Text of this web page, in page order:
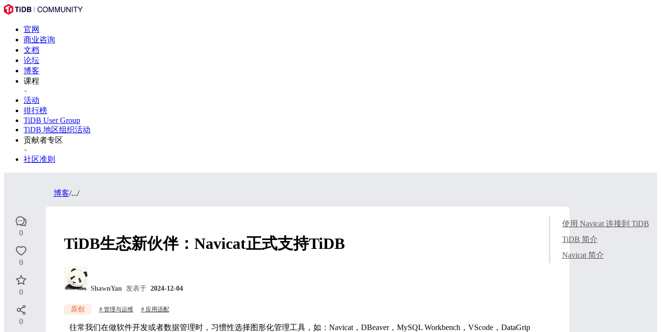
官网
商业咨询
文档
论坛
博客
课程
活动
排行榜
TiDB User Group
TiDB 地区组织活动
贡献者专区
社区准则
0
0
0
0
博客/.../
TiDB生态新伙伴：Navicat正式支持TiDB
ShawnYan 发表于 2024-12-04
原创 管理与运维 应用适配
往常我们在做软件开发或者数据管理时，习惯性选择图形化管理工具，如：Navicat，DBeaver，MySQL Workbench，VScode，DataGrip
使用 Navicat 连接到 TiDB
TiDB 简介
Navicat 简介